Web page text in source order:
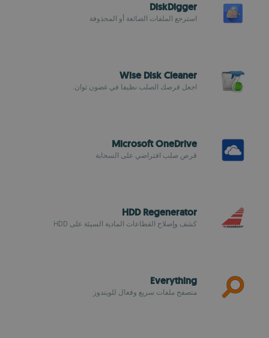
DiskDigger
استرجع الملفات الضائعة أو المحذوفة
Wise Disk Cleaner
اجعل قرصك الصلب نظيفا في غضون ثوان.
Microsoft OneDrive
قرص صلب افتراضي على السحابة
HDD Regenerator
كشف وإصلاح القطاعات المادية السيئة على HDD
Everything
متصفح ملفات سريع وفعال للويندوز